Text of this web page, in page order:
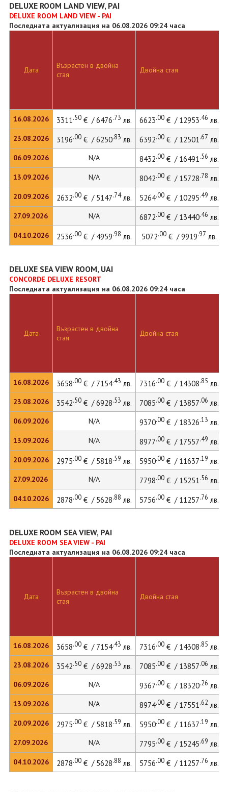
DELUXE ROOM LAND VIEW, PAI
DELUXE ROOM LAND VIEW - PAI
Последната актуализация на 06.08.2026 09:24 часа
Дата
16.08.2026
23.08.2026
06.09.2026
13.09.2026
20.09.2026
27.09.2026
04.10.2026
Възрастен в двойна
стая
Двойна стая
3311.50€ / 6476.73 лв. 6623.00€ / 12953.46 лв.
3196.00€ / 6250.83 лв. 6392.00€ / 12501.67 лв.
N/A 8432.00€ / 16491.56 лв.
N/A 8042.00€ / 15728.78 лв.
2632.00€ / 5147.74лв. 5264.00€ / 10295.49 лв.
N/A 6872.00€ / 13440.46 лв.
2536.00€ / 4959.98 лв. 5072.00€ / 9919.97 лв.
DELUXE SEA VIEW ROOM, UAI
CONCORDE DELUXE RESORT
Последната актуализация на 06.08.2026 09:24 часа
Дата
16.08.2026
23.08.2026
06.09.2026
13.09.2026
20.09.2026
27.09.2026
04.10.2026
Възрастен в двойна
стая
Двойна стая
3658.00€ / 7154.43 лв. 7316.00€ / 14308.85 лв.
3542.50€ / 6928.53 лв. 7085.00€ / 13857.06 лв.
N/A 9370.00€ / 18326.13 лв.
N/A 8977.00€ / 17557.49 лв.
2975.00€ / 5818.59 лв. 5950.00€ / 11637.19 лв.
N/A 7798.00€ / 15251.56 лв.
2878.00€ / 5628.88 лв. 5756.00€ / 11257.76 лв.
DELUXE ROOM SEA VIEW, PAI
DELUXE ROOM SEA VIEW - PAI
Последната актуализация на 06.08.2026 09:24 часа
Дата
16.08.2026
23.08.2026
06.09.2026
13.09.2026
20.09.2026
27.09.2026
04.10.2026
Възрастен в двойна
стая
Двойна стая
3658.00€ / 7154.43 лв. 7316.00€ / 14308.85 лв.
3542.50€ / 6928.53 лв. 7085.00€ / 13857.06 лв.
N/A 9367.00€ / 18320.26 лв.
N/A 8974.00€ / 17551.62 лв.
2975.00€ / 5818.59 лв. 5950.00€ / 11637.19 лв.
N/A 7795.00€ / 15245.69 лв.
2878.00€ / 5628.88 лв. 5756.00€ / 11257.76 лв.